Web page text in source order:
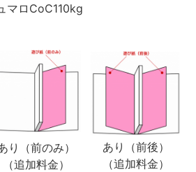
マロCoC110kg
り（前のみ）
（追加料金）
あり（前後）
（追加料金）